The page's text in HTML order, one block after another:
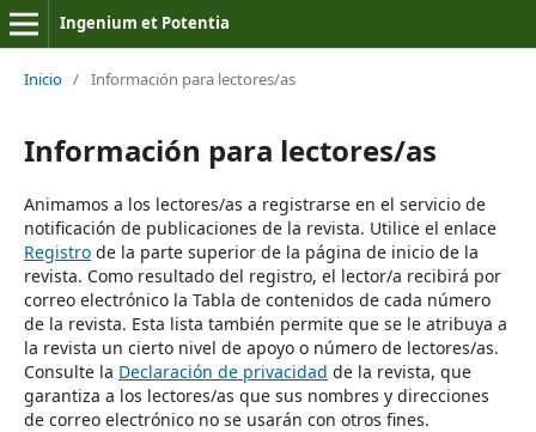
Ingenium et Potentia
Inicio / Información para lectores/as
Información para lectores/as
Animamos a los lectores/as a registrarse en el servicio de
notificación de publicaciones de la revista. Utilice el enlace
Registrode la parte superior de la página de inicio de la
revista. Como resultado del registro, el lector/a recibirá por
correo electrónico la Tabla de contenidos de cada número
de la revista. Esta lista también permite que se le atribuya a
la revista un cierto nivel de apoyo o número de lectores/as.
Consulte la Declaración de privacidad de la revista, que
garantiza a los lectores/as que sus nombres y direcciones
de correo electrónico no se usarán con otros fines.